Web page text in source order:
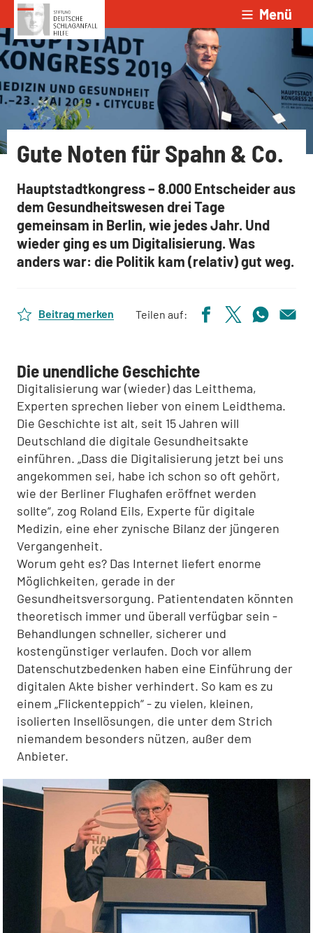
Zum Inhalt springen Menü
Gute Noten für Spahn & Co.
Hauptstadtkongress – 8.000 Entscheider aus
dem Gesundheitswesen drei Tage
gemeinsam in Berlin, wie jedes Jahr. Und
wieder ging es um Digitalisierung. Was
anders war: die Politik kam (relativ) gut weg.
Beitrag merken Teilen auf:
Die unendliche Geschichte
Digitalisierung war (wieder) das Leitthema,
Experten sprechen lieber von einem Leidthema.
Die Geschichte ist alt, seit 15 Jahren will
Deutschland die digitale Gesundheitsakte
einführen. „Dass die Digitalisierung jetzt bei uns
angekommen sei, habe ich schon so oft gehört,
wie der Berliner Flughafen eröffnet werden
sollte“, zog Roland Eils, Experte für digitale
Medizin, eine eher zynische Bilanz der jüngeren
Vergangenheit.
Worum geht es? Das Internet liefert enorme
Möglichkeiten, gerade in der
Gesundheitsversorgung. Patientendaten könnten
theoretisch immer und überall verfügbar sein -
Behandlungen schneller, sicherer und
kostengünstiger verlaufen. Doch vor allem
Datenschutzbedenken haben eine Einführung der
digitalen Akte bisher verhindert. So kam es zu
einem „Flickenteppich“ - zu vielen, kleinen,
isolierten Insellösungen, die unter dem Strich
niemandem besonders nützen, außer dem
Anbieter.